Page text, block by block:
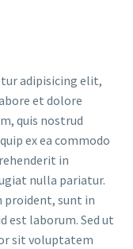
adipisicing elit,
et dolore
quis nostrud
ex ea commodo
in
nulla pariatur.
proident, sunt in
est laborum. Sed ut
sit voluptatem